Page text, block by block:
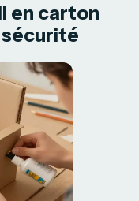
en carton